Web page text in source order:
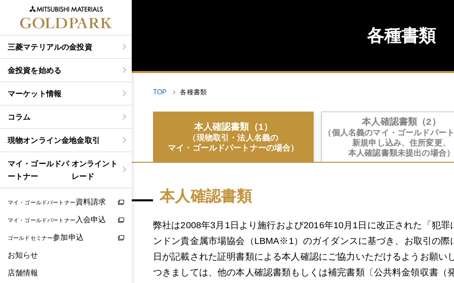
三菱マテリアルの金投資
金投資を始める
マーケット情報
コラム
現物オンライン金地金取引
マイ・ゴールドパ
ートナー
オンライント
レード
マイ・ゴールドパートナー資料請求
マイ・ゴールドパートナー 入会申込
ゴールドセミナー参加申込
お知らせ
店舗情報
各種書類
TOP 各種書類
本人確認書類（1）
（現物取引・法人名義の
マイ・ゴールドパートナーの場合）
本人確認書類（2）
（個人名義のマイ・ゴールドパー
新規申し込み、住所変更、
本人確認書類未提出の場合）
本人確認書類
弊社は2008年3月1日より施行および2016年10月1日に改正された「犯
ンドン貴金属市場協会（LBMA※1）のガイダンスに基づき、お取引の際
日が記載された証明書類による本人確認にご協力いただけるようお願
つきましては、他の本人確認書類もしくは補完書類〔公共料金領収書（